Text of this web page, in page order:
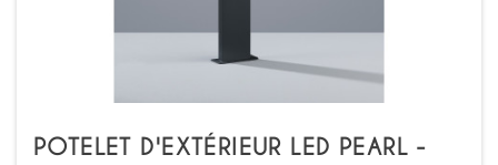
POTELET D'EXTÉRIEUR LED PEARL -